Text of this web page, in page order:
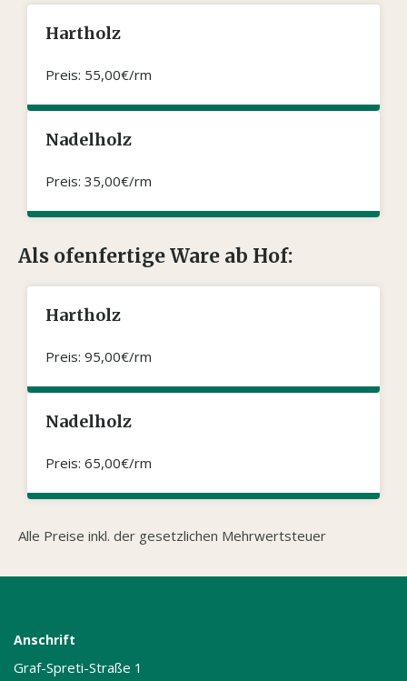
Hartholz
Preis: 55,00€/rm
Nadelholz
Preis: 35,00€/rm
Als ofenfertige Ware ab Hof:
Hartholz
Preis: 95,00€/rm
Nadelholz
Preis: 65,00€/rm
Alle Preise inkl. der gesetzlichen Mehrwertsteuer
Anschrift
Graf-Spreti-Straße 1